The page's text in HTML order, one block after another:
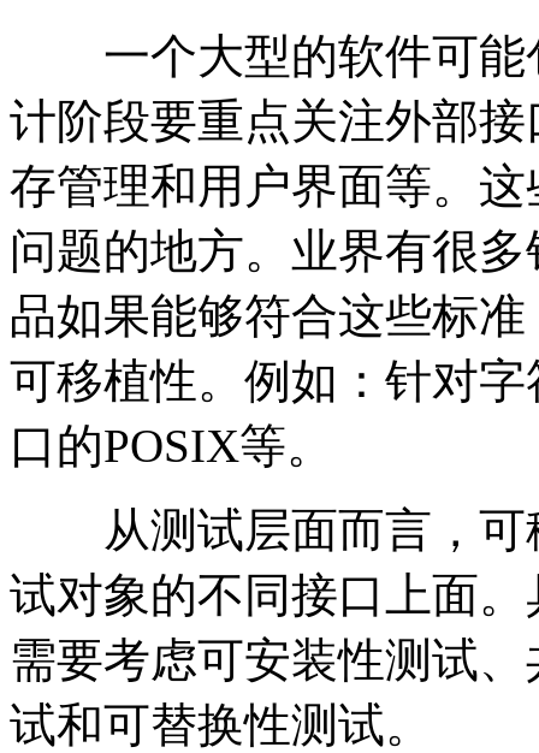
一个大型的软件可能
计阶段要重点关注外部
存管理和用户界面等。
问题的地方。业界有很
品如果能够符合这些标
可移植性。例如：针对
口的POSIX等。
从测试层面而言，可
试对象的不同接口上面
需要考虑可安装性测试
试和可替换性测试。